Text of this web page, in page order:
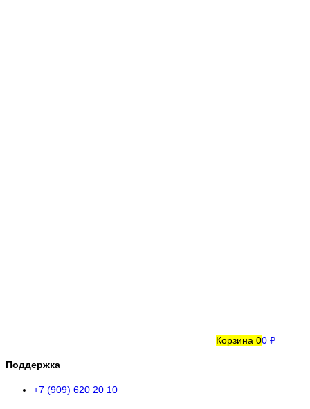
Корзина 00 ₽
Поддержка
+7 (909) 620 20 10